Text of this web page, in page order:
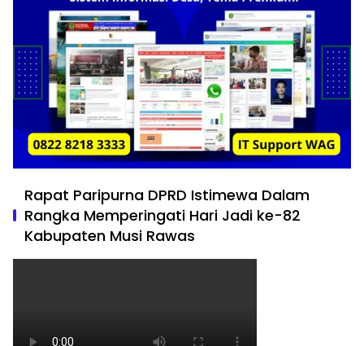
Rapat Paripurna DPRD Istimewa Dalam
Rangka Memperingati Hari Jadi ke-82
Kabupaten Musi Rawas